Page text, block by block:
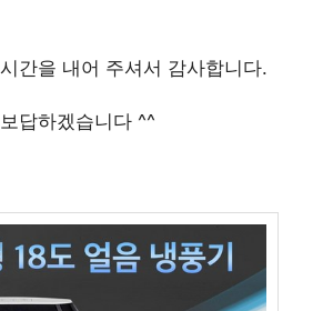
간을 내어 주셔서 감사합니다.
답하겠습니다 ^^